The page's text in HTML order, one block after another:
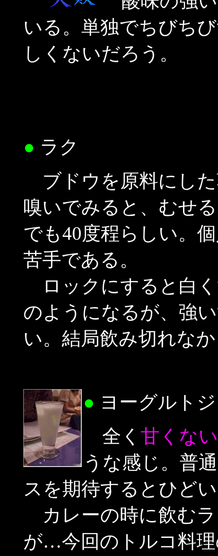
いる。単独でちびち
しくないだろう。
● ラク
ブドウを原料にし
嗅いでみると、むせ
でも40度程らしい。
苦手である。
ロックにすると白
のようになるが、強
い。結局飲み切れな
● ヨーグルト
全く 甘くない
うな感じ。普
スを期待するとひど
カレーの時に飲む
が…今回のトルコ料